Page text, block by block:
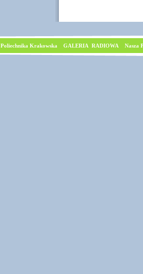
Poliechnika Krakowska GALERIA RADIOWA Nasza